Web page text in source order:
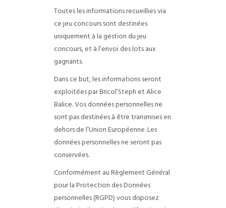
Toutes les informations recueillies via
ce jeu concours sont destinées
uniquement à la gestion du jeu
concours, et à l’envoi des lots aux
gagnants.
Dans ce but, les informations seront
exploitées par Bricol’Steph et Alice
Balice. Vos données personnelles ne
sont pas destinées à être transmises en
dehors de l’Union Européenne. Les
données personnelles ne seront pas
conservées.
Conformément au Règlement Général
pour la Protection des Données
personnelles (RGPD) vous disposez